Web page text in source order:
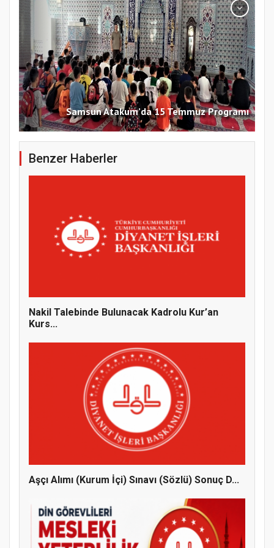
Samsun Atakum’da 15 Temmuz Programı
Doğanyol'da Temel Dini Bilgiler Sınavı
Gerçekleştirildi
Benzer Haberler
Nakil Talebinde Bulunacak Kadrolu Kur’an
Kurs...
Aşçı Alımı (Kurum İçi) Sınavı (Sözlü) Sonuç D...